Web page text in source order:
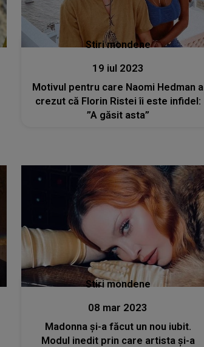
Stiri mondene
19 iul 2023
Motivul pentru care Naomi Hedman a
crezut că Florin Ristei îi este infidel:
”A găsit asta”
Stiri mondene
08 mar 2023
Madonna și-a făcut un nou iubit.
Modul inedit prin care artista și-a